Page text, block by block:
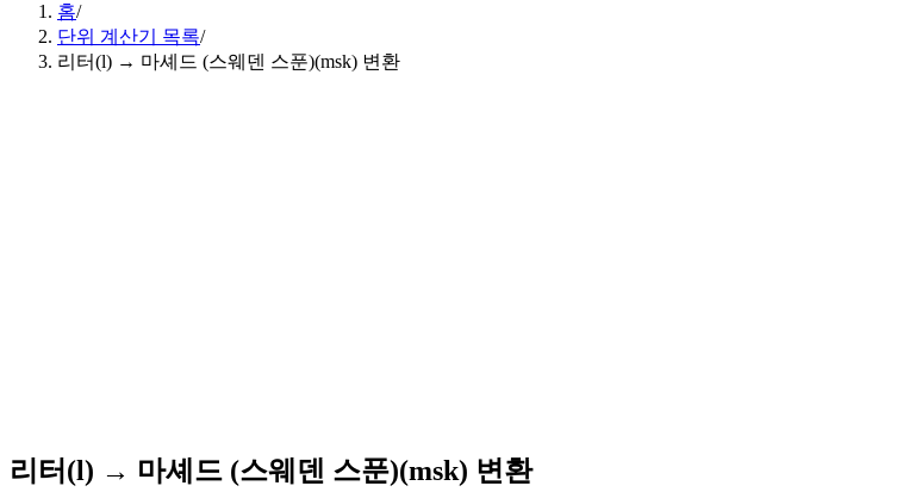
홈/
단위 계산기 목록/
리터(l) → 마셰드 (스웨덴 스푼)(msk) 변환
리터(l) → 마셰드 (스웨덴 스푼)(msk) 변환